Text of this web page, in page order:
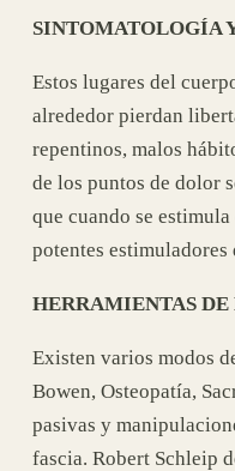
SINTOMATOLOGÍA
Estos lugares del
alrededor pierdan
repentinos, malos
de los puntos de dolor
que cuando se
potentes
HERRAMIENTAS
Existen varios modos
Bowen, Osteopatía,
pasivas y
fascia. Robert Schleip